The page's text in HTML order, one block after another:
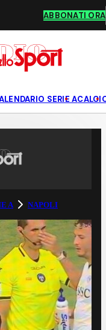
ABBONATI ORA
SERIE A
A NAPOLI